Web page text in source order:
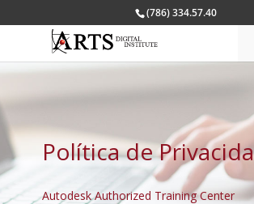
(786) 334.57.40
Política de
Autodesk Authorized Training Center